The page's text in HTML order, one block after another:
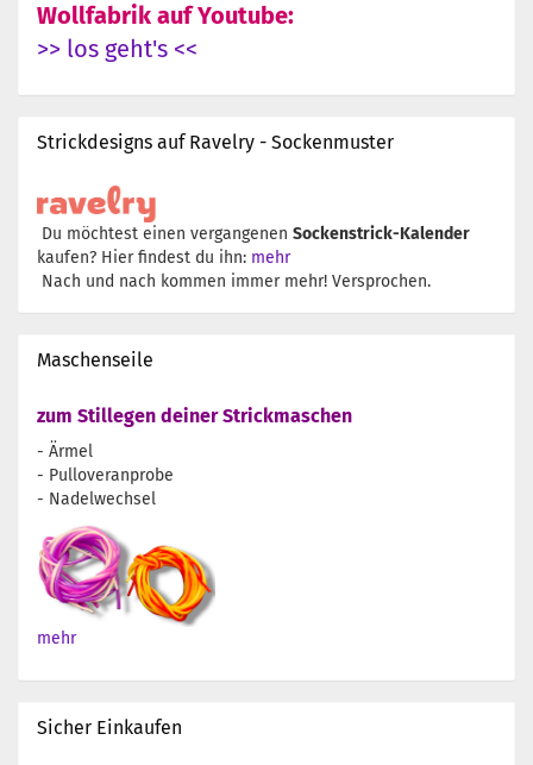
Wollfabrik auf Youtube:
>> los geht's <<
Strickdesigns auf Ravelry - Sockenmuster
Du möchtest einen vergangenen Sockenstrick-Kalender
kaufen? Hier findest du ihn: mehr
Nach und nach kommen immer mehr! Versprochen.
Maschenseile
zum Stillegen deiner Strickmaschen
- Ärmel
- Pulloveranprobe
- Nadelwechsel
mehr
Sicher Einkaufen